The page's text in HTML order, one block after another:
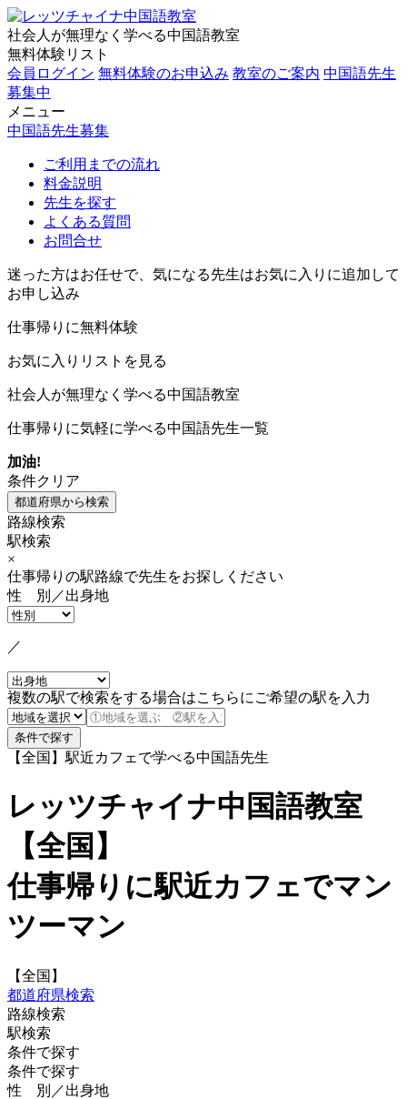
社会人が無理なく学べる中国語教室
無料体験リスト
会員ログイン 無料体験のお申込み 教室のご案内 中国語先生
募集中
メニュー
中国語先生募集
ご利用までの流れ
料金説明
先生を探す
よくある質問
お問合せ
迷った方はお任せで、気になる先生はお気に入りに追加して
お申し込み
仕事帰りに無料体験
お気に入りリストを見る
社会人が無理なく学べる中国語教室
仕事帰りに気軽に学べる中国語先生一覧
加油!
条件クリア
路線検索
駅検索
×
仕事帰りの駅路線で先生をお探しください
性 別／出身地
／
複数の駅で検索をする場合はこちらにご希望の駅を入力
【全国】駅近カフェで学べる中国語先生
レッツチャイナ中国語教室
【全国】
仕事帰りに駅近カフェでマン
ツーマン
【全国】
都道府県検索
路線検索
駅検索
条件で探す
条件で探す
性 別／出身地